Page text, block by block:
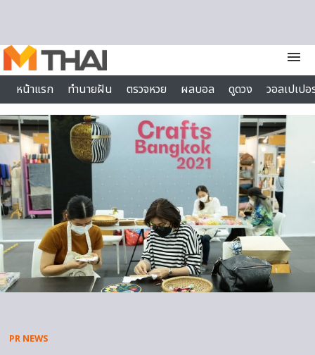
menu
หน้าแรก
ทำนายฝัน ตรวจหวย ผลบอล ดูดวง
วอลเปเป
ไลฟ์สไตล์
PR NEWS